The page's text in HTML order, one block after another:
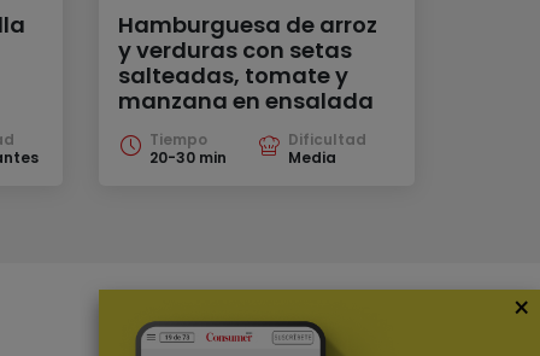
Hamburguesa de arroz
y verduras con setas
salteadas, tomate y
manzana en ensalada
Tiempo
20-30 min
Dificultad
Media
×